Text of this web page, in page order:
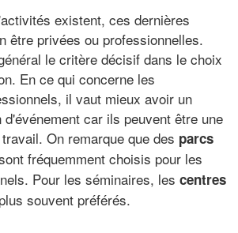
existent, ces dernières
être privées ou professionnelles.
le critère décisif dans le choix
En ce qui concerne les
il vaut mieux avoir un
car ils peuvent être une
On remarque que des parcs
fréquemment choisis pour les
Pour les séminaires, les centres
souvent préférés.